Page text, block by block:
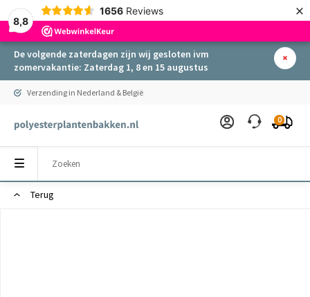
8,8
1656 Reviews ×
De volgende zaterdagen zijn wij gesloten ivm
zomervakantie: Zaterdag 1, 8 en 15 augustus
Verzending in Nederland & België
0
Terug